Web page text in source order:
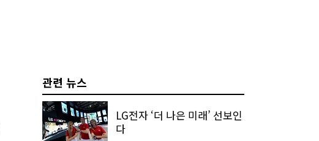
관련 뉴스
LG전자 ‘더 나은 미래’ 선보인
다